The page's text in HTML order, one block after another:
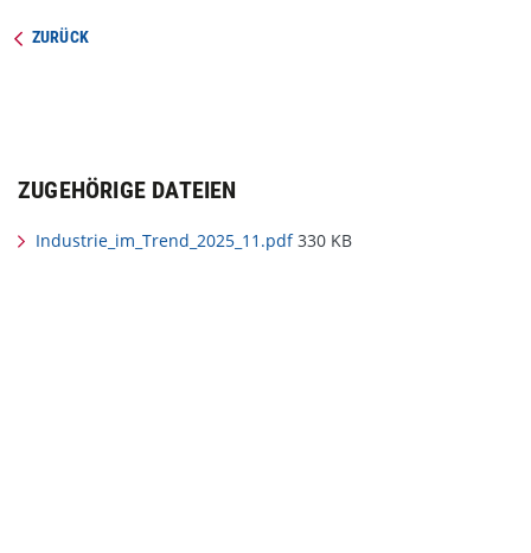
ZURÜCK
ZUGEHÖRIGE DATEIEN
Industrie_im_Trend_2025_11.pdf330 KB